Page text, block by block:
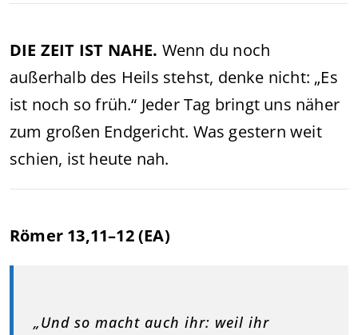
DIE ZEIT IST NAHE. Wenn du noch
außerhalb des Heils stehst, denke nicht: „Es
ist noch so früh.“ Jeder Tag bringt uns näher
zum großen Endgericht. Was gestern weit
schien, ist heute nah.
Römer 13,11–12 (EA)
„Und so macht auch ihr: weil ihr